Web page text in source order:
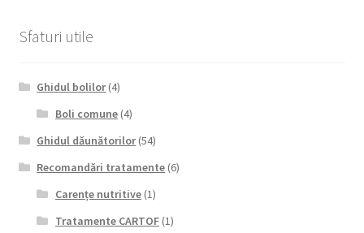
Sfaturi utile
Ghidul bolilor(4)
Boli comune(4)
Ghidul dăunătorilor(54)
Recomandări tratamente (6)
Carențe nutritive(1)
Tratamente CARTOF(1)